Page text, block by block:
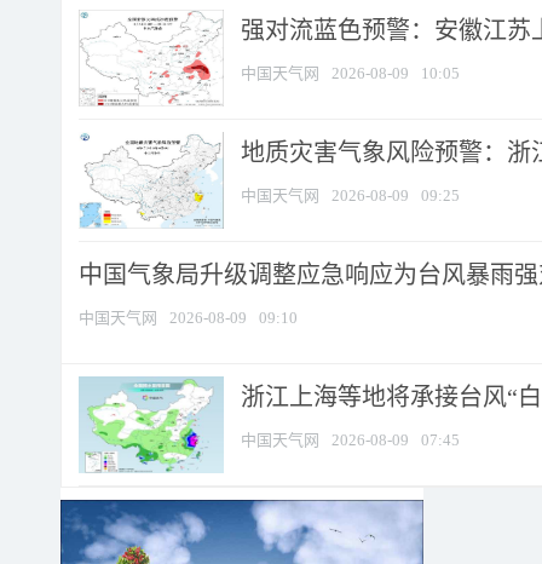
强对流蓝色预警：安徽江苏
中国天气网 2026-08-09 10:05
地质灾害气象风险预警：浙
中国天气网 2026-08-09 09:25
中国气象局升级调整应急响应为台风暴雨
中国天气网 2026-08-09 09:10
浙江上海等地将承接台风“
中国天气网 2026-08-09 07:45